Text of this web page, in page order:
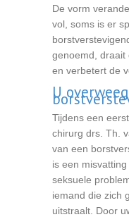
De vorm
vol, soms is er
genoemd, draait
en verbetert de
U
Tijdens een
chirurg drs. Th.
van een
is een
seksuele
iemand die zich
uitstraalt. Door